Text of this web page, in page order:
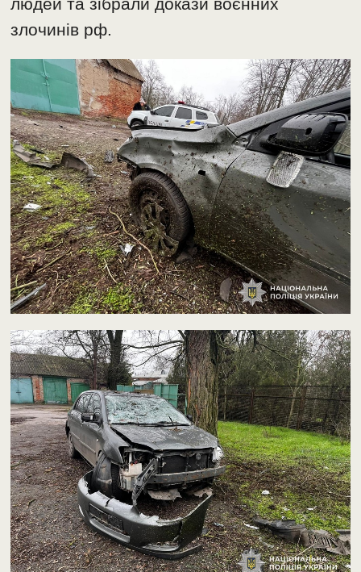
людей та зібрали докази воєнних
злочинів рф.